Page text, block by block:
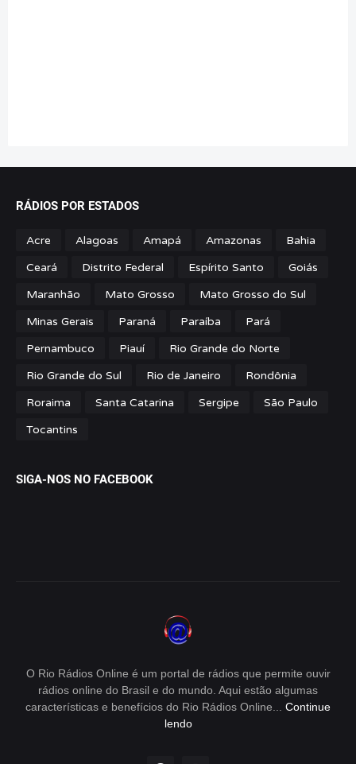
RÁDIOS POR ESTADOS
Acre Alagoas Amapá Amazonas
Bahia
Ceará
Distrito Federal Espírito Santo
Goiás
Maranhão
Mato Grosso
Mato Grosso do Sul
Minas Gerais
Paraná Paraíba
Pará
Pernambuco
Piauí
Rio Grande do Norte
Rio Grande do Sul
Rio de Janeiro
Rondônia
Roraima
Santa Catarina Sergipe
São Paulo
Tocantins
SIGA-NOS NO FACEBOOK
O Rio Rádios Online é um portal de rádios que permite ouvir
rádios online do Brasil e do mundo. Aqui estão algumas
características e benefícios do Rio Rádios Online...
Continue
lendo